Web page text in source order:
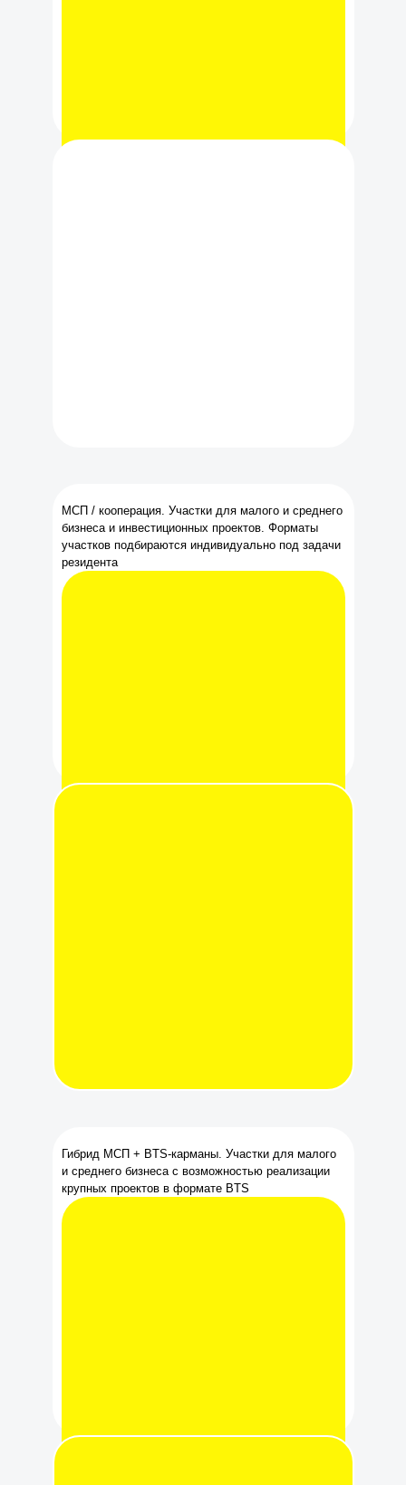
МСП / кооперация. Участки для малого и среднего
бизнеса и инвестиционных проектов. Форматы
участков подбираются индивидуально под задачи
резидента
Гибрид МСП + BTS-карманы. Участки для малого
и среднего бизнеса с возможностью реализации
крупных проектов в формате BTS